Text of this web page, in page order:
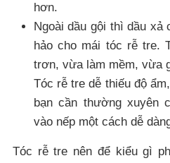
hơn.
Ngoài dầu gội thì dầu
hảo cho mái tóc rễ tre.
trơn, vừa làm mềm, vừa
Tóc rễ tre dễ thiếu độ
bạn cần thường xuyên
vào nếp một cách dễ
Tóc rễ tre nên để kiểu gì